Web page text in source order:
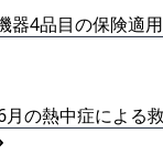
器4品目の保険
月の熱中症による